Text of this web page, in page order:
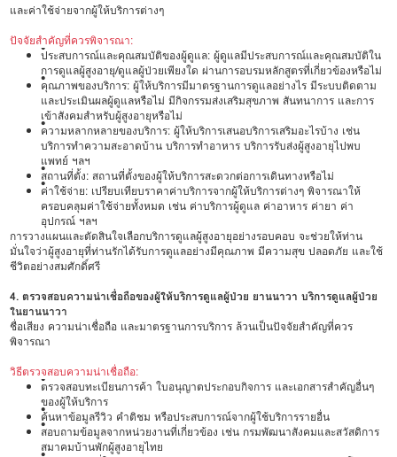
และค่าใช้จ่ายจากผู้ให้บริการต่างๆ
ปัจจัยสำคัญที่ควรพิจารณา:
•
ประสบการณ์และคุณสมบัติของผู้ดูแล: ผู้ดูแลมีประสบการณ์และคุณสมบัติใน
การดูแลผู้สูงอายุ/ดูแลผู้ป่วยเพียงใด ผ่านการอบรมหลักสูตรที่เกี่ยวข้องหรือไม่
•
คุณภาพของบริการ: ผู้ให้บริการมีมาตรฐานการดูแลอย่างไร มีระบบติดตาม
และประเมินผลผู้ดูแลหรือไม่ มีกิจกรรมส่งเสริมสุขภาพ สันทนาการ และการ
เข้าสังคมสำหรับผู้สูงอายุหรือไม่
•ความหลากหลายของบริการ: ผู้ให้บริการเสนอบริการเสริมอะไรบ้าง เช่น
บริการทำความสะอาดบ้าน บริการทำอาหาร บริการรับส่งผู้สูงอายุไปพบ
แพทย์ ฯลฯ
•
สถานที่ตั้ง: สถานที่ตั้งของผู้ให้บริการสะดวกต่อการเดินทางหรือไม่
•
ค่าใช้จ่าย: เปรียบเทียบราคาค่าบริการจากผู้ให้บริการต่างๆ พิจารณาให้
ครอบคลุมค่าใช้จ่ายทั้งหมด เช่น ค่าบริการผู้ดูแล ค่าอาหาร ค่ายา ค่า
อุปกรณ์ ฯลฯ
การวางแผนและตัดสินใจเลือกบริการดูแลผู้สูงอายุอย่างรอบคอบ จะช่วยให้ท่าน
มั่นใจว่าผู้สูงอายุที่ท่านรักได้รับการดูแลอย่างมีคุณภาพ มีความสุข ปลอดภัย และใช้
ชีวิตอย่างสมศักดิ์ศรี
4. ตรวจสอบความน่าเชื่อถือของผู้ให้บริการดูแลผู้ป่วย ยานนาวา บริการดูแลผู้ป่วย
ในยานนาวา
ชื่อเสียง ความน่าเชื่อถือ และมาตรฐานการบริการ ล้วนเป็นปัจจัยสำคัญที่ควร
พิจารณา
วิธีตรวจสอบความน่าเชื่อถือ:
•
ตรวจสอบทะเบียนการค้า ใบอนุญาตประกอบกิจการ และเอกสารสำคัญอื่นๆ
ของผู้ให้บริการ
•
ค้นหาข้อมูลรีวิว คำติชม หรือประสบการณ์จากผู้ใช้บริการรายอื่น
•
สอบถามข้อมูลจากหน่วยงานที่เกี่ยวข้อง เช่น กรมพัฒนาสังคมและสวัสดิการ
สมาคมบ้านพักผู้สูงอายุไทย